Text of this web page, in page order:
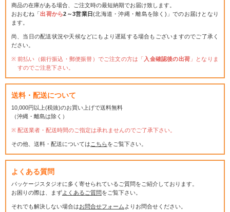
商品の在庫がある場合、ご注文時の最短納期でお届け致します。
おおむね「出荷から2～3営業日(北海道・沖縄・離島を除く)」でのお届けとなり
ます。
尚、当日の配送状況や天候などにもより遅延する場合もございますのでご了承く
ださい。
前払い（銀行振込・郵便振替）でご注文の方は「 入金確認後の出荷 」となりま
すのでご注意下さい。
送料・配送について
10,000円以上(税抜)のお買い上げで送料無料
（沖縄・離島は除く）
配送業者・配送時間のご指定は承れませんのでご了承下さい。
その他、送料・配送については こちらをご覧下さい。
よくある質問
パッケージスタジオに多く寄せられているご質問をご紹介しております。
お困りの際は、まずよくあるご質問をご覧下さい。
それでも解決しない場合はお問合せフォーム よりお問合せください。